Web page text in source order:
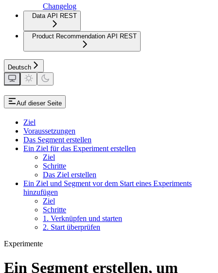
Changelog
Data API REST
Product Recommendation API REST
Deutsch
Auf dieser Seite
Ziel
Voraussetzungen
Das Segment erstellen
Ein Ziel für das Experiment erstellen
Ziel
Schritte
Das Ziel erstellen
Ein Ziel und Segment vor dem Start eines Experiments
hinzufügen
Ziel
Schritte
1. Verknüpfen und starten
2. Start überprüfen
Experimente
Ein Segment erstellen, um